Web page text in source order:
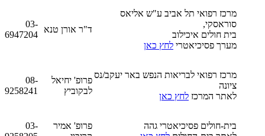
מרכז רפואי תל אביב ע"ש אליאס
סוראסקי,
בית חולים איכילוב
מערך פסיכיאטרי לחץ כאן
ד"ר אורן טנא
03-
6947204
מרכז רפואי לבריאות הנפש באר יעקב/נס
ציונה
לאתר המרכז לחץ כאן
פרופ' יחיאל
לבקוביץ
08-
9258241
בית-חולים פסיכיאטרי גהה
פרופ' אמיר
03-